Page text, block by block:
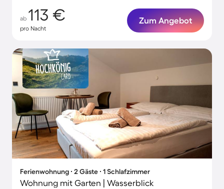
ab 113 €
pro Nacht
Zum Angebot
Ferienwohnung ∙ 2 Gäste ∙ 1 Schlafzimmer
Wohnung mit Garten | Wasserblick